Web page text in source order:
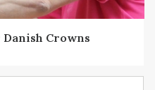
Crowns